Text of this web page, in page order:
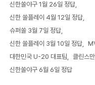
신한쏠야구 1월 26일 정답
신한 쏠플레이 4월 12일 정답
슈퍼쏠 3월 7일 정답
신한 쏠플레이 3월 10일 정답
대한민국 U-20 대표팀
클린스만
신한쏠야구 6월 6일 정답